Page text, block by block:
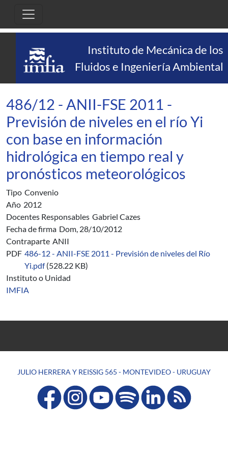
Instituto de Mecánica de los
Fluidos e Ingeniería Ambiental
486/12 - ANII-FSE 2011 -
Previsión de niveles en el río Yi
con base en información
hidrológica en tiempo real y
pronósticos meteorológicos
Tipo Convenio
Año 2012
Docentes Responsables Gabriel Cazes
Fecha de firma Dom, 28/10/2012
Contraparte ANII
PDF 486-12 - ANII-FSE 2011 - Previsión de niveles del Río
Yi.pdf (528.22 KB)
Instituto o Unidad
IMFIA
JULIO HERRERA Y REISSIG 565 - MONTEVIDEO - URUGUAY